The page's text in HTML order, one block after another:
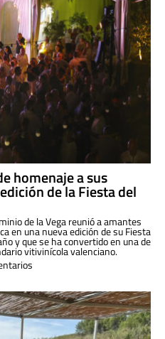
homenaje a sus
de la Fiesta del
de la Vega reunió a amantes
en una nueva edición de su Fiesta
y que se ha convertido en una de
vitivinícola valenciano.